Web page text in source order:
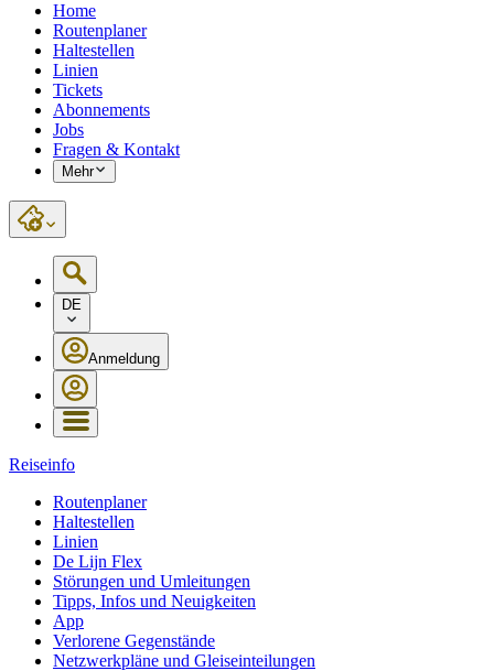
Home
Routenplaner
Haltestellen
Linien
Tickets
Abonnements
Jobs
Fragen & Kontakt
Mehr
DE
Anmeldung
Reiseinfo
Routenplaner
Haltestellen
Linien
De Lijn Flex
Störungen und Umleitungen
Tipps, Infos und Neuigkeiten
App
Verlorene Gegenstände
Netzwerkpläne und Gleiseinteilungen